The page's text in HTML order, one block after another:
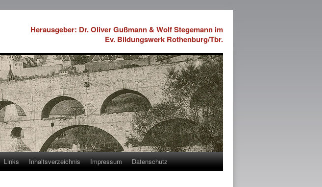
Herausgeber: Dr. Oliver Gußmann & Wolf Stegemann im
Ev. Bildungswerk Rothenburg/Tbr.
Links Inhaltsverzeichnis Impressum Datenschutz